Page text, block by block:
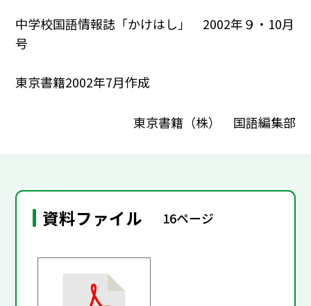
中学校国語情報誌「かけはし」 2002年９・10月
号
東京書籍2002年7月作成
東京書籍（株） 国語編集部
資料ファイル 16ページ